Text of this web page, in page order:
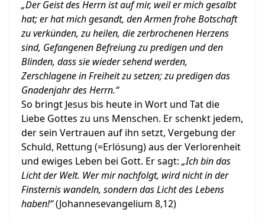
„Der Geist des Herrn ist auf mir, weil er mich gesalbt
hat; er hat mich gesandt, den Armen frohe Botschaft
zu verkünden, zu heilen, die zerbrochenen Herzens
sind, Gefangenen Befreiung zu predigen und den
Blinden, dass sie wieder sehend werden,
Zerschlagene in Freiheit zu setzen; zu predigen das
Gnadenjahr des Herrn.“
So bringt Jesus bis heute in Wort und Tat die
Liebe Gottes zu uns Menschen. Er schenkt jedem,
der sein Vertrauen auf ihn setzt, Vergebung der
Schuld, Rettung (=Erlösung) aus der Verlorenheit
und ewiges Leben bei Gott. Er sagt: „Ich bin das
Licht der Welt. Wer mir nachfolgt, wird nicht in der
Finsternis wandeln, sondern das Licht des Lebens
haben!“(Johannesevangelium 8,12)